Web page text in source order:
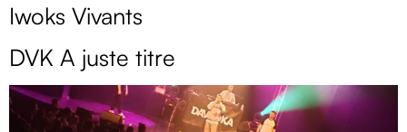
Iwoks Vivants
DVK A juste titre